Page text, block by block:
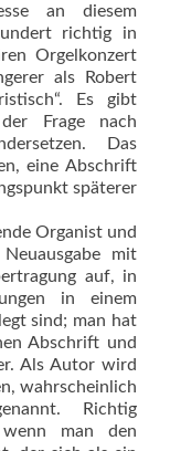
an diesem
richtig in
Orgelkonzert
als Robert
Es gibt
Frage nach
Das
eine Abschrift
späterer
Organist und
mit
auf, in
in einem
sind; man hat
Abschrift und
Als Autor wird
wahrscheinlich
Richtig
man den